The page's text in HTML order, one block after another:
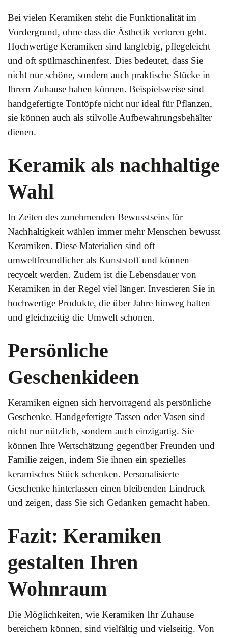
Bei vielen Keramiken steht die Funktionalität im
Vordergrund, ohne dass die Ästhetik verloren geht.
Hochwertige Keramiken sind langlebig, pflegeleicht
und oft spülmaschinenfest. Dies bedeutet, dass Sie
nicht nur schöne, sondern auch praktische Stücke in
Ihrem Zuhause haben können. Beispielsweise sind
handgefertigte Tontöpfe nicht nur ideal für Pflanzen,
sie können auch als stilvolle Aufbewahrungsbehälter
dienen.
Keramik als nachhaltige
Wahl
In Zeiten des zunehmenden Bewusstseins für
Nachhaltigkeit wählen immer mehr Menschen bewusst
Keramiken. Diese Materialien sind oft
umweltfreundlicher als Kunststoff und können
recycelt werden. Zudem ist die Lebensdauer von
Keramiken in der Regel viel länger. Investieren Sie in
hochwertige Produkte, die über Jahre hinweg halten
und gleichzeitig die Umwelt schonen.
Persönliche
Geschenkideen
Keramiken eignen sich hervorragend als persönliche
Geschenke. Handgefertigte Tassen oder Vasen sind
nicht nur nützlich, sondern auch einzigartig. Sie
können Ihre Wertschätzung gegenüber Freunden und
Familie zeigen, indem Sie ihnen ein spezielles
keramisches Stück schenken. Personalisierte
Geschenke hinterlassen einen bleibenden Eindruck
und zeigen, dass Sie sich Gedanken gemacht haben.
Fazit: Keramiken
gestalten Ihren
Wohnraum
Die Möglichkeiten, wie Keramiken Ihr Zuhause
bereichern können, sind vielfältig und vielseitig. Von